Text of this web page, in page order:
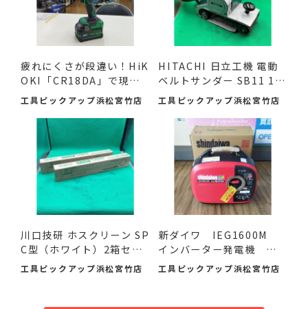
疲れにくさが段違い！HiK
OKI「CR18DA」で現場
の作...
工具ピックアップ浜松宮竹店
HITACHI 日立工機 電動
ベルトサンダー SB11 11
0mm ...
工具ピックアップ浜松宮竹店
川口技研 ホスクリーン SP
C型（ホワイト）2箱セ
ッ...
工具ピックアップ浜松宮竹店
新ダイワ IEG1600M
インバーター発電機 入
荷し...
工具ピックアップ浜松宮竹店